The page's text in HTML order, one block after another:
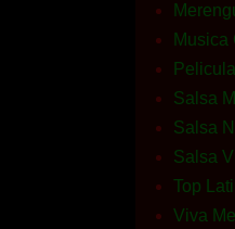
Musica
Salsa
Salsa
Salsa
Top
Viva